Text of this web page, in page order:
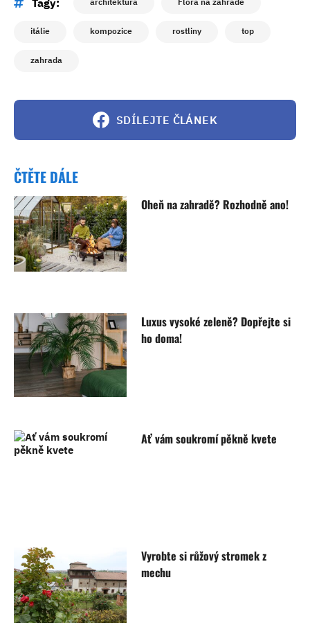
itálie kompozice rostliny top
zahrada
SDÍLEJTE ČLÁNEK
ČTĚTE DÁLE
Oheň na zahradě? Rozhodně ano!
Luxus vysoké zeleně? Dopřejte si
ho doma!
Ať vám soukromí pěkně kvete
Vyrobte si růžový stromek z
mechu